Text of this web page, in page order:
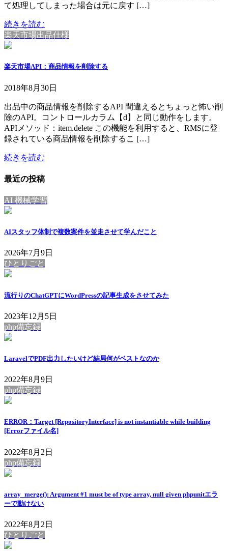
て処理してしまった場合は元に戻す […]
続きを読む
楽天市場出品仕様
楽天市場API：商品情報を削除する
2018年8月30日
出品中の商品情報を削除するAPI 間違えるとちょっと怖い削
除のAPI。コントロールカラム【d】と同じ動作をします。
APIメソッド：item.delete この機能を利用すると、RMSに登
録されている商品情報を削除するこ […]
続きを読む
最近の投稿
AI 機械学習
AIスタッフ体制で複数案件を並走させて学んだこと
2026年7月9日
ひとりごと
流行りのChatGPTにWordPressの記事生成をさせてみた
2023年12月5日
php備忘録
LaravelでPDF出力したいけど結局何がベストなのか
2022年8月9日
php備忘録
ERROR：Target [RepositoryInterface] is not instantiable while building
[Errorファイル名]
2022年8月2日
php備忘録
array_merge(): Argument #1 must be of type array, null given phpunitエラ
ーで動けない
2022年8月2日
ひとりごと